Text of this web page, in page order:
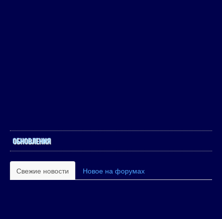
ОБНОВЛЕНИЯ
Свежие новости Новое на форумах